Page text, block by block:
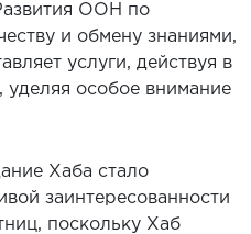
ООН по
и обмену знаниями,
услуги, действуя в
особое внимание
Хаба стало
заинтересованности
поскольку Хаб